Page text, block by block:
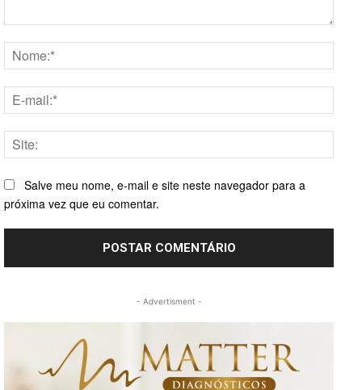
mail:*
Salve meu nome, e-mail e site neste navegador para a
próxima vez que eu comentar.
- Advertisment -